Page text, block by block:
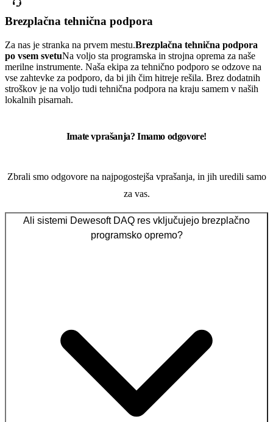
Brezplačna tehnična podpora
Za nas je stranka na prvem mestu.Brezplačna tehnična podpora
po vsem svetuNa voljo sta programska in strojna oprema za naše
merilne instrumente. Naša ekipa za tehnično podporo se odzove na
vse zahtevke za podporo, da bi jih čim hitreje rešila. Brez dodatnih
stroškov je na voljo tudi tehnična podpora na kraju samem v naših
lokalnih pisarnah.
Imate vprašanja? Imamo odgovore!
Zbrali smo odgovore na najpogostejša vprašanja, in jih uredili samo
za vas.
Ali sistemi Dewesoft DAQ res vključujejo brezplačno
programsko opremo?